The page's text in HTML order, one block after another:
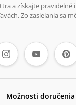
a získajte pravidelné
Zo zasielania sa
Možnosti doručenia